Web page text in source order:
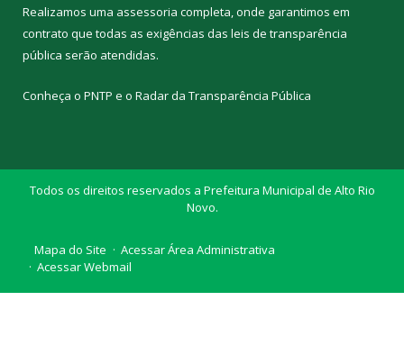
Realizamos uma assessoria completa, onde garantimos em
contrato que todas as exigências das leis de transparência
pública serão atendidas.
Conheça o PNTP e o Radar da Transparência Pública
Todos os direitos reservados a Prefeitura Municipal de Alto Rio
Novo.
Mapa do Site
Acessar Área Administrativa
Acessar Webmail